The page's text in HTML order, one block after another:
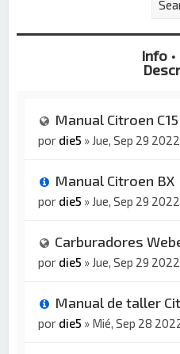
Info
Manual Citroen C15
por die5 » Jue, Sep 29
Manual Citroen BX
por die5 » Jue, Sep 29
Carburadores
por die5 » Jue, Sep 29
Manual de taller
por die5 » Mié, Sep 28